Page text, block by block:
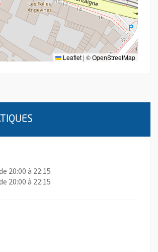
Leaflet | ©OpenStreetMap
20:00 à 22:15
20:00 à 22:15